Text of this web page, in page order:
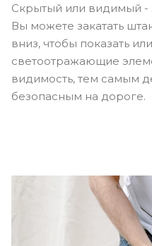
Скрытый или видимый -
Вы можете закатать
вниз, чтобы показать
светоотражающие
видимость, тем самым
безопасным на дороге.